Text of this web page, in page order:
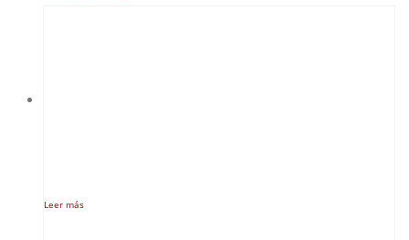
Leer más